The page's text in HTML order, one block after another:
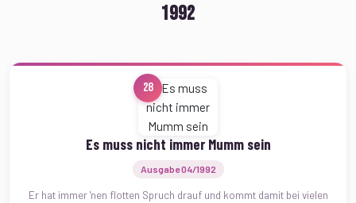
1992
28
Es muss nicht immer Mumm sein
Ausgabe 04/1992
Er hat immer 'nen flotten Spruch drauf und kommt damit bei vielen